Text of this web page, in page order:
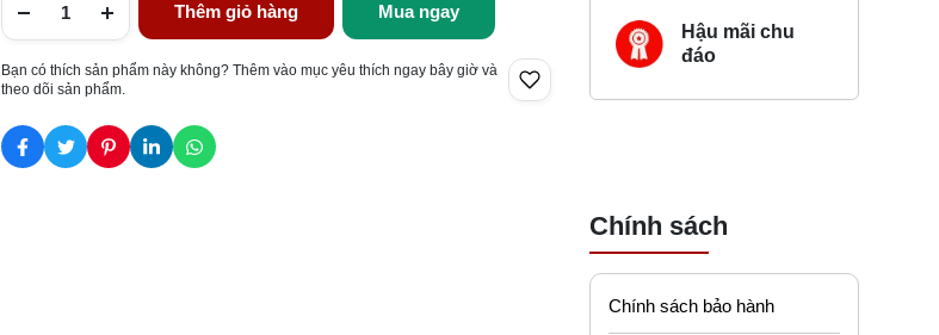
Thêm giỏ hàng Mua ngay
Bạn có thích sản phẩm này không? Thêm vào mục yêu thích ngay bây giờ và
theo dõi sản phẩm.
Hậu mãi chu
đáo
Chính sách
Chính sách bảo hành